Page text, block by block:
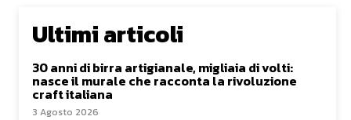
Ultimi articoli
30 anni di birra artigianale, migliaia di volti:
nasce il murale che racconta la rivoluzione
craft italiana
3 Agosto 2026